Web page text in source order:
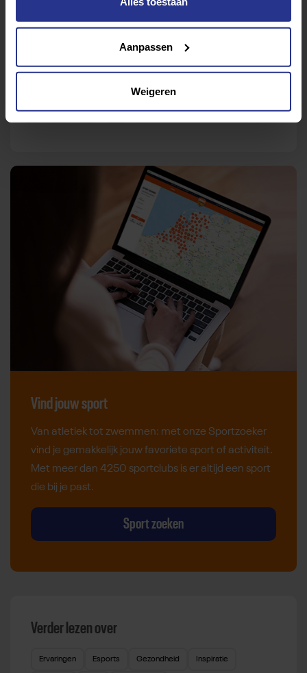
Aanpassen
Weigeren
Deel op Facebook
Deel op LinkedinDeel op Whatsapp
Vind jouw sport
Van atletiek tot zwemmen: met onze Sportzoeker
vind je gemakkelijk jouw favoriete sport of activiteit.
Met meer dan 4250 sportclubs is er altijd een sport
die bij je past.
Sport zoeken
Verder lezen over
Ervaringen Esports Gezondheid Inspiratie